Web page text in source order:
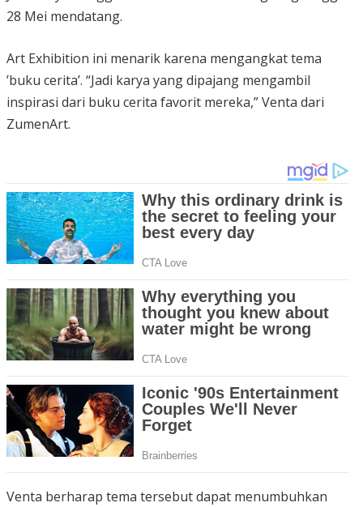
28 Mei mendatang.
Art Exhibition ini menarik karena mengangkat tema
’buku cerita’. “Jadi karya yang dipajang mengambil
inspirasi dari buku cerita favorit mereka,” Venta dari
ZumenArt.
Venta berharap tema tersebut dapat menumbuhkan